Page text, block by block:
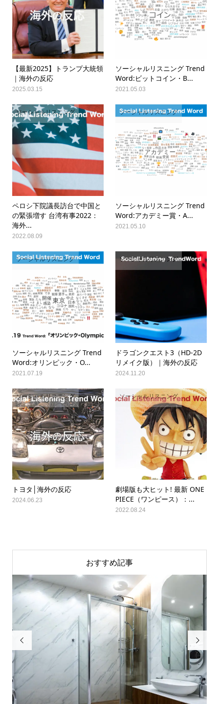
【最新2025】トランプ大統領
｜海外の反応
2025.03.15
ソーシャルリスニング Trend
Word:ビットコイン・B...
2021.05.03
ソーシャルリスニング
ペロシ下院議長訪台で中国と
の緊張増す 台湾有事2022：
海外...
2022.08.09
ソーシャルリスニング
ソーシャルリスニング Trend
Word:アカデミー賞・A...
2021.05.10
ソーシャルリスニング
ソーシャルリスニング Trend
Word:オリンピック・O...
2021.07.19
ソーシャルリスニング
ドラゴンクエスト3（HD-2D
リメイク版）｜海外の反応
2024.11.20
ソーシャルリスニング
トヨタ│海外の反応
2024.06.23
ソーシャルリスニング
劇場版も大ヒット! 最新 ONE
PIECE（ワンピース）：...
2022.08.24
おすすめ記事
 